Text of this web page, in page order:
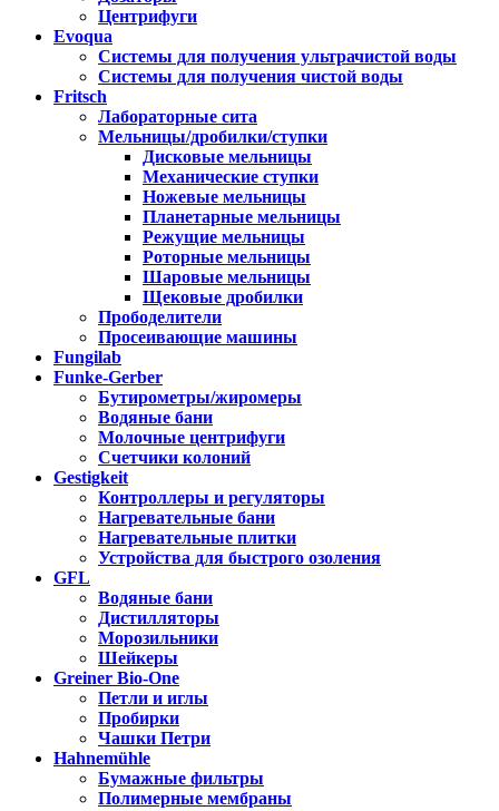
Центрифуги
Evoqua
Системы для получения ультрачистой воды
Системы для получения чистой воды
Fritsch
Лабораторные сита
Мельницы/дробилки/ступки
Дисковые мельницы
Механические ступки
Ножевые мельницы
Планетарные мельницы
Режущие мельницы
Роторные мельницы
Шаровые мельницы
Щековые дробилки
Прободелители
Просеивающие машины
Fungilab
Funke-Gerber
Бутирометры/жиромеры
Водяные бани
Молочные центрифуги
Счетчики колоний
Gestigkeit
Контроллеры и регуляторы
Нагревательные бани
Нагревательные плитки
Устройства для быстрого озоления
GFL
Водяные бани
Дистилляторы
Морозильники
Шейкеры
Greiner Bio-One
Петли и иглы
Пробирки
Чашки Петри
Hahnemühle
Бумажные фильтры
Полимерные мембраны